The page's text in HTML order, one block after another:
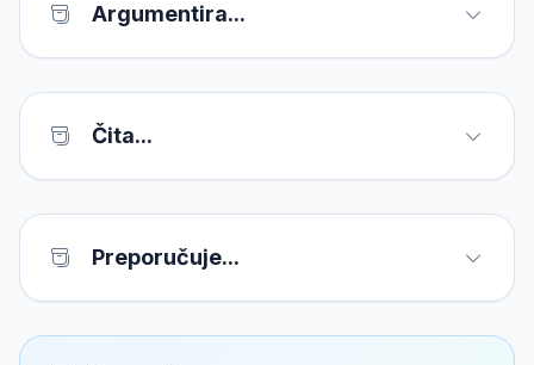
Argumentira...
Čita...
Preporučuje...